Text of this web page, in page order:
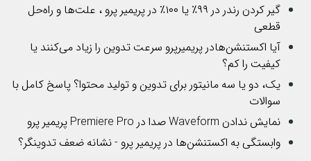
گیر کردن رندر در ۹۹٪ یا ۱۰۰٪ در پریمیر پرو ، علت‌ها و راه‌حل
قطعی
آیا اکستنشن‌هادر پریمیرپرو سرعت تدوین را زیاد می‌کنند یا
کیفیت را کم؟
یک، دو یا سه مانیتور برای تدوین و تولید محتوا؟ پاسخ کامل با
سوالات
نمایش ندادن Waveform صدا در Premiere Pro پریمیر پرو
وابستگی به اکستنشن‌ها در پریمیر پرو - نشانه ضعف تدوینگر؟